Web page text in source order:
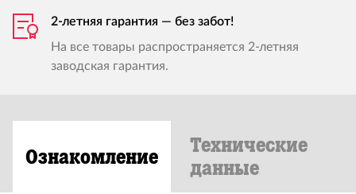
2-летняя гарантия — без забот!
На все товары распространяется 2-летняя
заводская гарантия.
Ознакомление
Технические
данные